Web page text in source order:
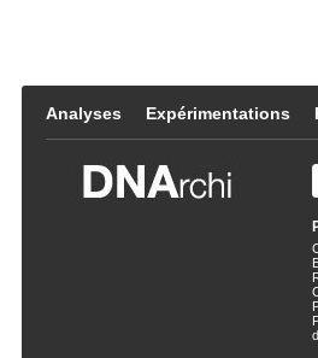
Analyses Expérimentations